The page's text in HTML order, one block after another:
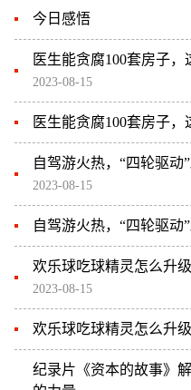
今日感悟
医生能贪腐100套房子，
2023-08-15
医生能贪腐100套房子，
自驾游火热，“四轮驱动
2023-08-15
自驾游火热，“四轮驱动
欢乐球吃球精灵怎么升
2023-08-15
欢乐球吃球精灵怎么升
纪录片《资本的故事》解说词文本01